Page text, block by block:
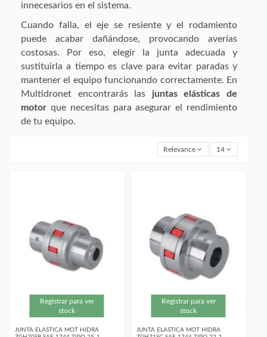
innecesarios en el sistema.
Cuando falla, el eje se resiente y el rodamiento
puede acabar dañándose, provocando averías
costosas. Por eso, elegir la junta adecuada y
sustituirla a tiempo es clave para evitar paradas y
mantener el equipo funcionando correctamente. En
Multidronet encontrarás las juntas elásticas de
motor que necesitas para asegurar el rendimiento
de tu equipo.
Relevance 14
Registrar para ver
stock
JUNTA ELASTICA MOT HIDRA
Registrar para ver
stock
JUNTA ELASTICA MOT HIDRA